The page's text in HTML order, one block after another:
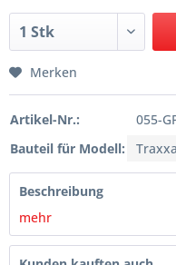
Merken
Artikel-Nr.:
055-
Bauteil für Modell:
Beschreibung
mehr